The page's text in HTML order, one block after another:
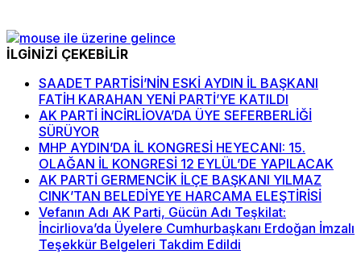
İLGİNİZİ ÇEKEBİLİR
SAADET PARTİSİ’NİN ESKİ AYDIN İL BAŞKANI
FATİH KARAHAN YENİ PARTİ’YE KATILDI
AK PARTİ İNCİRLİOVA’DA ÜYE SEFERBERLİĞİ
SÜRÜYOR
MHP AYDIN’DA İL KONGRESİ HEYECANI: 15.
OLAĞAN İL KONGRESİ 12 EYLÜL’DE YAPILACAK
AK PARTİ GERMENCİK İLÇE BAŞKANI YILMAZ
CINK’TAN BELEDİYEYE HARCAMA ELEŞTİRİSİ
Vefanın Adı AK Parti, Gücün Adı Teşkilat:
İncirliova’da Üyelere Cumhurbaşkanı Erdoğan İmzalı
Teşekkür Belgeleri Takdim Edildi